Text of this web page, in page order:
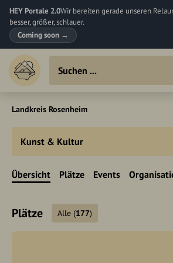
HEY Portale 2.0Wir bereiten gerade unseren
besser, größer, schlauer.
Coming soon →
Landkreis Rosenheim
Kunst & Kultur
Übersicht Plätze Events
Plätze Alle (177)